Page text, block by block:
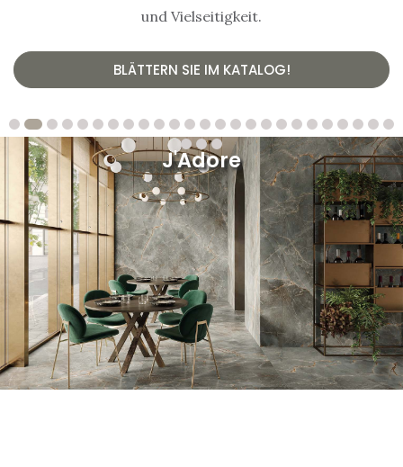
und Vielseitigkeit.
BLÄTTERN SIE IM KATALOG!
J'Adore